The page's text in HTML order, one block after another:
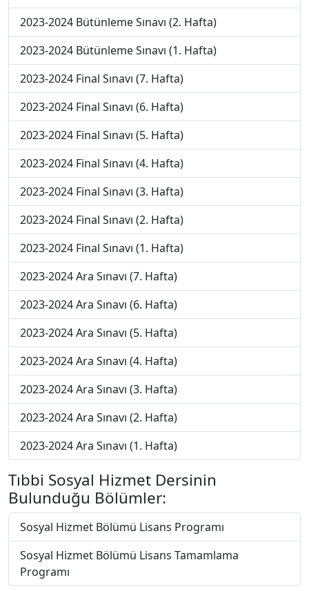
2023-2024 Bütünleme Sınavı (2. Hafta)
2023-2024 Bütünleme Sınavı (1. Hafta)
2023-2024 Final Sınavı (7. Hafta)
2023-2024 Final Sınavı (6. Hafta)
2023-2024 Final Sınavı (5. Hafta)
2023-2024 Final Sınavı (4. Hafta)
2023-2024 Final Sınavı (3. Hafta)
2023-2024 Final Sınavı (2. Hafta)
2023-2024 Final Sınavı (1. Hafta)
2023-2024 Ara Sınavı (7. Hafta)
2023-2024 Ara Sınavı (6. Hafta)
2023-2024 Ara Sınavı (5. Hafta)
2023-2024 Ara Sınavı (4. Hafta)
2023-2024 Ara Sınavı (3. Hafta)
2023-2024 Ara Sınavı (2. Hafta)
2023-2024 Ara Sınavı (1. Hafta)
Tıbbi Sosyal Hizmet Dersinin
Bulunduğu Bölümler:
Sosyal Hizmet Bölümü Lisans Programı
Sosyal Hizmet Bölümü Lisans Tamamlama
Programı